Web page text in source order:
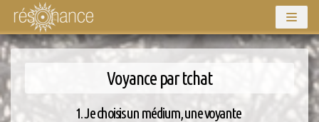
Aller
Voyance par tchat
1. Je choisis un médium, une voyante